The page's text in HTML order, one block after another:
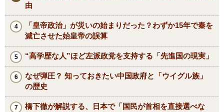
由
「皇帝政治」が災いの始まりだった？わずか15年で秦を
滅亡させた始皇帝の誤算
“高学歴な人”ほど左派政党を支持する「先進国の現実」
なぜ弾圧？ 知っておきたい中国政府と「ウイグル族」
の歴史
橋下徹が解説する、日本で「国民が首相を直接選べな